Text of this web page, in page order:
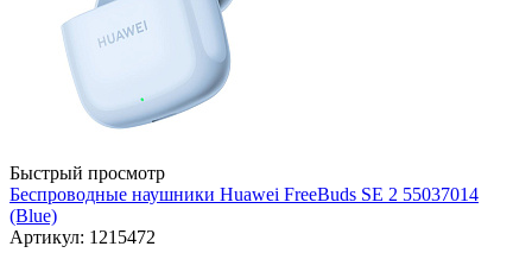
Быстрый просмотр
Беспроводные наушники Huawei FreeBuds SE 2 55037014
(Blue)
Артикул: 1215472